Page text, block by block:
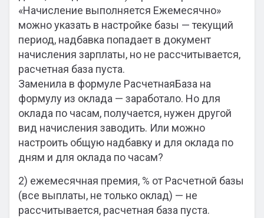
«Начисление выполняется Ежемесячно»
можно указать в настройке базы — текущий
период, надбавка попадает в документ
начисления зарплаты, но не рассчитывается,
расчетная база пуста.
Заменила в формуле РасчетнаяБаза на
формулу из оклада — заработало. Но для
оклада по часам, получается, нужен другой
вид начисления заводить. Или можно
настроить общую надбавку и для оклада по
дням и для оклада по часам?
2) ежемесячная премия, % от Расчетной базы
(все выплаты, не только оклад) — не
рассчитывается, расчетная база пуста.